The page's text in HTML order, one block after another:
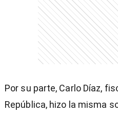
Por su parte, Carlo Díaz,
República, hizo la misma